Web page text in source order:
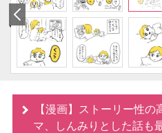
【漫画】ストーリー性
マ、しんみりとした話も